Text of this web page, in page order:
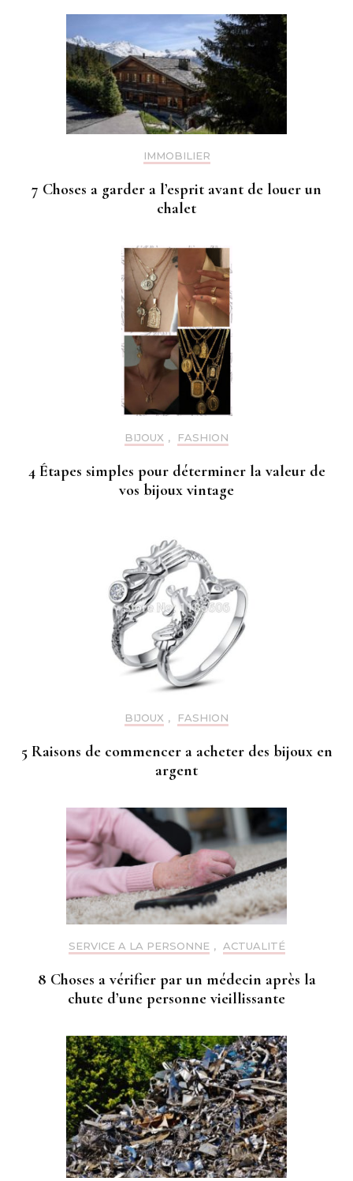
IMMOBILIER
7 Choses a garder a l’esprit avant de louer un
chalet
BIJOUX , FASHION
4 Étapes simples pour déterminer la valeur de
vos bijoux vintage
BIJOUX , FASHION
5 Raisons de commencer a acheter des bijoux en
argent
SERVICE A LA PERSONNE , ACTUALITÉ
8 Choses a vérifier par un médecin après la
chute d’une personne vieillissante